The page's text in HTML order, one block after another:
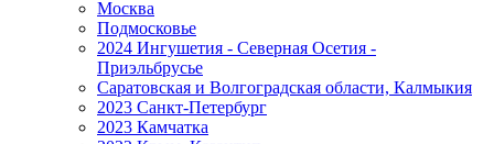
Москва
Подмосковье
2024 Ингушетия - Северная Осетия -
Приэльбрусье
Саратовская и Волгоградская области, Калмыкия
2023 Санкт-Петербург
2023 Камчатка